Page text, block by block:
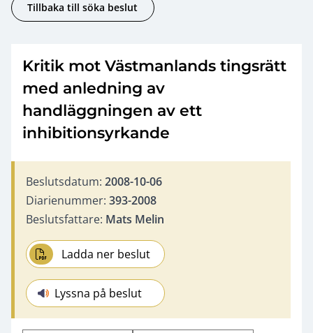
Tillbaka till söka beslut
Kritik mot Västmanlands tingsrätt
med anledning av
handläggningen av ett
inhibitionsyrkande
Beslutsdatum: 2008-10-06
Diarienummer: 393-2008
Beslutsfattare: Mats Melin
Ladda ner beslut
Lyssna på beslut